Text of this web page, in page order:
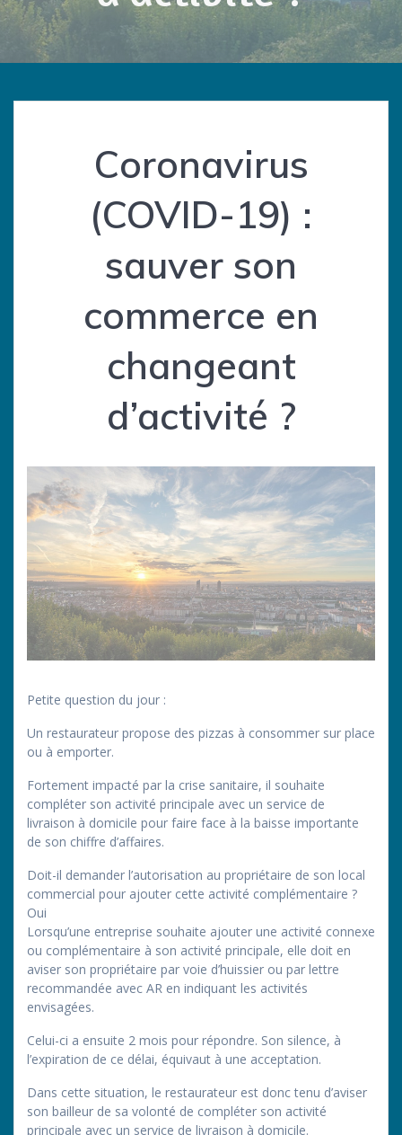
Coronavirus
(COVID-19) :
sauver son
commerce en
changeant
d’activité ?
Petite question du jour :
Un restaurateur propose des pizzas à consommer sur place
ou à emporter.
Fortement impacté par la crise sanitaire, il souhaite
compléter son activité principale avec un service de
livraison à domicile pour faire face à la baisse importante
de son chiffre d’affaires.
Doit-il demander l’autorisation au propriétaire de son local
commercial pour ajouter cette activité complémentaire ?
Oui
Lorsqu’une entreprise souhaite ajouter une activité connexe
ou complémentaire à son activité principale, elle doit en
aviser son propriétaire par voie d’huissier ou par lettre
recommandée avec AR en indiquant les activités
envisagées.
Celui-ci a ensuite 2 mois pour répondre. Son silence, à
l’expiration de ce délai, équivaut à une acceptation.
Dans cette situation, le restaurateur est donc tenu d’aviser
son bailleur de sa volonté de compléter son activité
principale avec un service de livraison à domicile.